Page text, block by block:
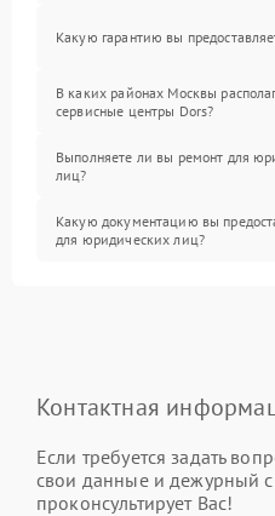
Какую гарантию вы
В каких районах Москвы
сервисные центры Dors?
Выполняете ли вы ремонт для
лиц?
Какую документацию вы
для юридических лиц?
Контактная
Если требуется задать
свои данные и дежурный
проконсультирует Вас!